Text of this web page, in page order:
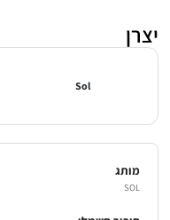
יצרן
Sol
מותג
SOL